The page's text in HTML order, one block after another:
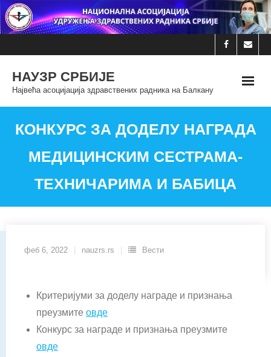
Skip
to
НАУЗР СРБИЈЕ
Највећа асоцијација здравствених радника на Балкану
КОНКУРС ЗА ДОДЕЛУ НАГРАДА
МЕДИЦИНСКИМ СЕСТРАМА-
ТЕХНИЧАРИМА И БАБИЦА
феб 6, 2022 nauzrs.rs Вести
Критеријуми за доделу награде и признања
преузмите овде
Конкурс за награде и признања преузмите
овде